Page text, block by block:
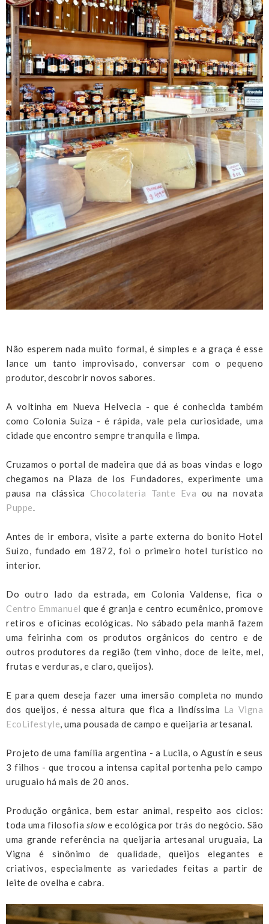
Não esperem nada muito formal, é simples e a graça é esse
lance um tanto improvisado, conversar com o pequeno
produtor, descobrir novos sabores.
A voltinha em Nueva Helvecia - que é conhecida também
como Colonia Suiza - é rápida, vale pela curiosidade, uma
cidade que encontro sempre tranquila e limpa.
Cruzamos o portal de madeira que dá as boas vindas e logo
chegamos na Plaza de los Fundadores, experimente uma
pausa na clássica Chocolateria Tante Eva ou na novata
Puppe.
Antes de ir embora, visite a parte externa do bonito Hotel
Suizo, fundado em 1872, foi o primeiro hotel turístico no
interior.
Do outro lado da estrada, em Colonia Valdense, fica o
Centro Emmanuel que é granja e centro ecumênico, promove
retiros e oficinas ecológicas. No sábado pela manhã fazem
uma feirinha com os produtos orgânicos do centro e de
outros produtores da região (tem vinho, doce de leite, mel,
frutas e verduras, e claro, queijos).
E para quem deseja fazer uma imersão completa no mundo
dos queijos, é nessa altura que fica a lindíssima La Vigna
EcoLifestyle, uma pousada de campo e queijaria artesanal.
Projeto de uma família argentina - a Lucila, o Agustín e seus
3 filhos - que trocou a intensa capital portenha pelo campo
uruguaio há mais de 20 anos.
Produção orgânica, bem estar animal, respeito aos ciclos:
toda uma filosofiaslow e ecológica por trás do negócio. São
uma grande referência na queijaria artesanal uruguaia, La
Vigna é sinônimo de qualidade, queijos elegantes e
criativos, especialmente as variedades feitas a partir de
leite de ovelha e cabra.